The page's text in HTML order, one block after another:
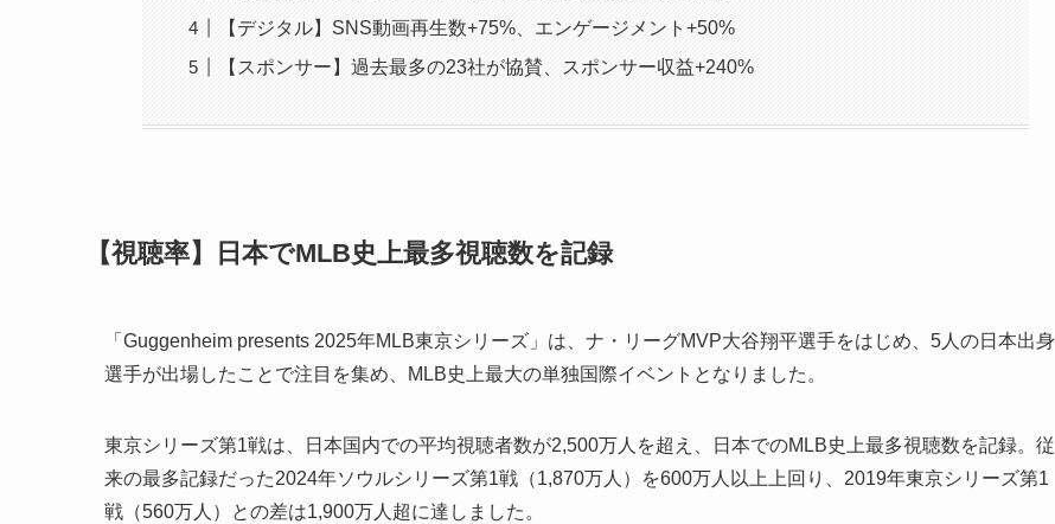
【デジタル】SNS動画再生数+75%、エンゲージメント+50%
【スポンサー】過去最多の23社が協賛、スポンサー収益+240%
【視聴率】日本でMLB史上最多視聴数を記録
「Guggenheim presents 2025年MLB東京シリーズ」は、ナ・リーグMVP大谷翔平選手をはじめ、5人の日本出身
選手が出場したことで注目を集め、MLB史上最大の単独国際イベントとなりました。
東京シリーズ第1戦は、日本国内での平均視聴者数が2,500万人を超え、日本でのMLB史上最多視聴数を記録。従
来の最多記録だった2024年ソウルシリーズ第1戦（1,870万人）を600万人以上上回り、2019年東京シリーズ第1
戦（560万人）との差は1,900万人超に達しました。